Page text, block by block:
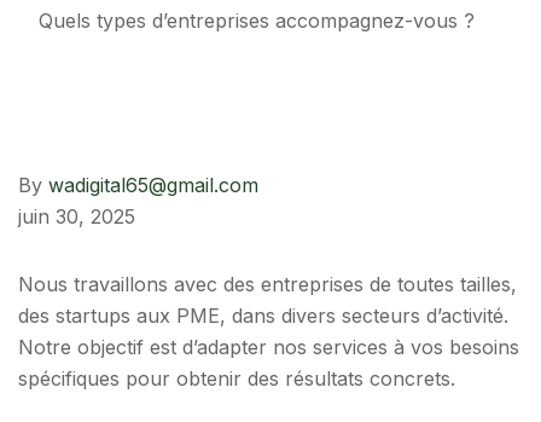
Quels types d’entreprises accompagnez-vous ?
By wadigital65@gmail.com
juin 30, 2025
Nous travaillons avec des entreprises de toutes tailles,
des startups aux PME, dans divers secteurs d’activité.
Notre objectif est d’adapter nos services à vos besoins
spécifiques pour obtenir des résultats concrets.